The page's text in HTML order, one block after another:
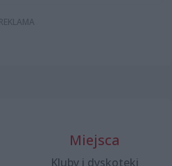
Miejsca
Kluby i dyskoteki